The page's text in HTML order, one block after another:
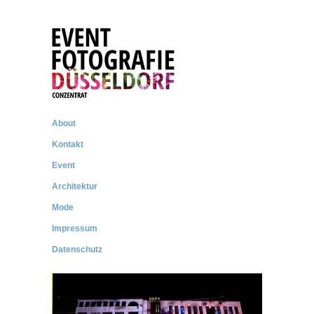
About
Kontakt
Event
Architektur
Mode
Impressum
Datenschutz